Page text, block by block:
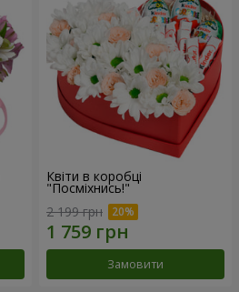
Квіти в коробці
"Посміхнись!"
2 199 грн
Замовити